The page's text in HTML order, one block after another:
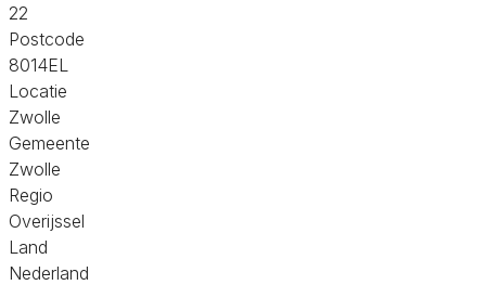
22
Postcode
8014EL
Locatie
Zwolle
Gemeente
Zwolle
Regio
Overijssel
Land
Nederland